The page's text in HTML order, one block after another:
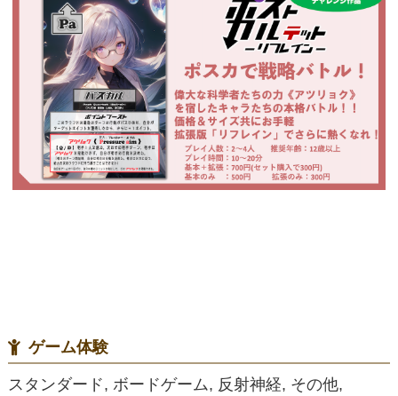
ゲーム体験
スタンダード, ボードゲーム, 反射神経, その他,